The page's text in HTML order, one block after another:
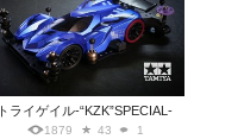
トライゲイル-“KZK”SPECIAL-
1879 43 1